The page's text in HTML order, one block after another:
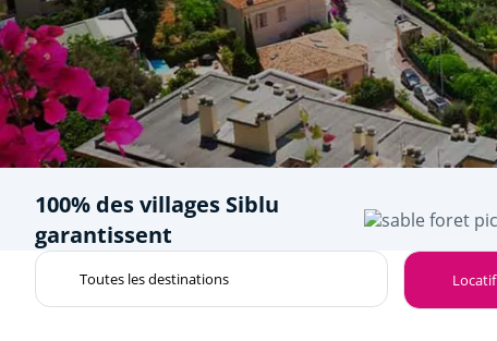
100% des villages Siblu
garantissent
Locatif